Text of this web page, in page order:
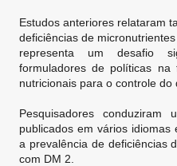
Estudos anteriores relataram
deficiências de
representa um desafio
formuladores de políticas na
nutricionais para o controle do
Pesquisadores conduziram
publicados em vários
a prevalência de deficiências
com DM 2.